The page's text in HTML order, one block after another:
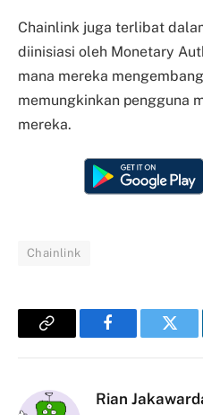
Chainlink juga terlibat
diinisiasi oleh Monetary
mana mereka
memungkinkan pengguna
mereka.
Chainlink
Copy
Facebook
Rian